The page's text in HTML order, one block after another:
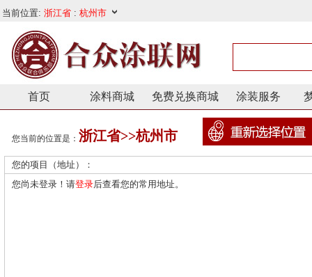
首页 涂料商城 免费兑换商城 涂装服务
您当前的位置是： 浙江省>>杭州市
您的项目（地址）：